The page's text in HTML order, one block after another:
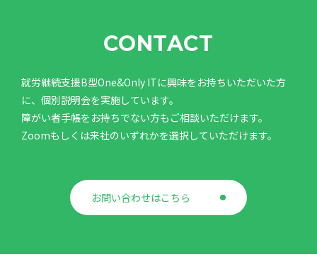
CONTACT
就労継続支援B型One&Only ITに興味をお持ちいただいた方
に、個別説明会を実施しています。
障がい者手帳をお持ちでない方もご相談いただけます。
Zoomもしくは来社のいずれかを選択していただけます。
お問い合わせはこちら